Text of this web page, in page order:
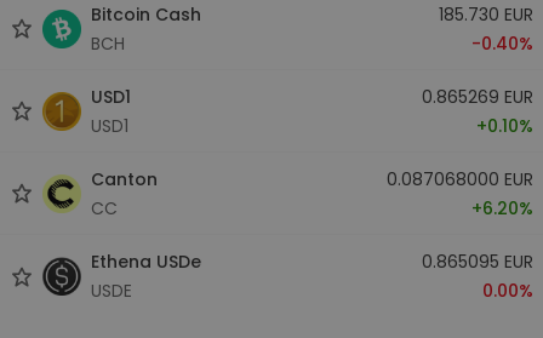
Bitcoin Cash
BCH
185.730 EUR
-0.40%
USD1
USD1
0.865269 EUR
+0.10%
Canton
CC
0.087068000 EUR
+6.20%
Ethena USDe
USDE
0.865095 EUR
0.00%